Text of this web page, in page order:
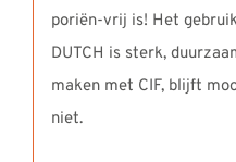
poriën-vrij is! Het
DUTCH is sterk,
maken met CIF, blijft
niet.